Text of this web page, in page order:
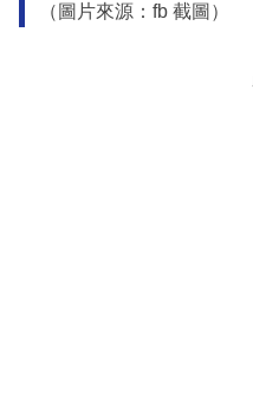
（圖片來源：fb 截圖）